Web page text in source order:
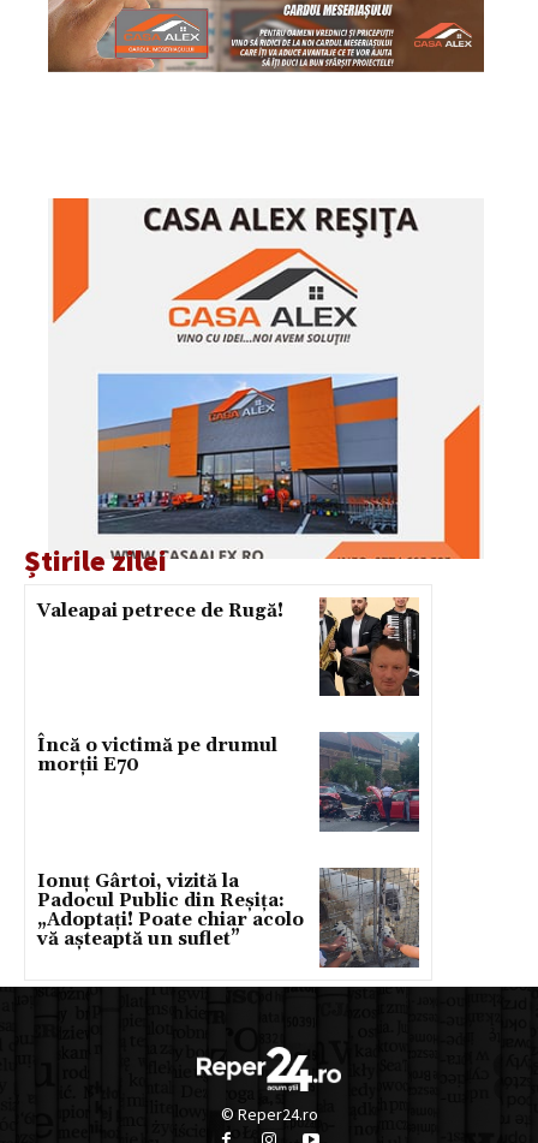
Știrile zilei
Valeapai petrece de Rugă!
Încă o victimă pe drumul
morții E70
Ionuț Gârtoi, vizită la
Padocul Public din Reșița:
„Adoptați! Poate chiar acolo
vă așteaptă un suflet”
© Reper24.ro